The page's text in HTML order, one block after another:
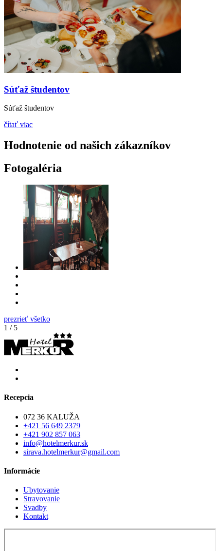
Súťaž študentov
Súťaž študentov
čítať viac
Hodnotenie od našich zákazníkov
Fotogaléria
prezrieť všetko
1 / 5
Recepcia
072 36 KALUŽA
+421 56 649 2379
+421 902 857 063
info@hotelmerkur.sk
sirava.hotelmerkur@gmail.com
Informácie
Ubytovanie
Stravovanie
Svadby
Kontakt